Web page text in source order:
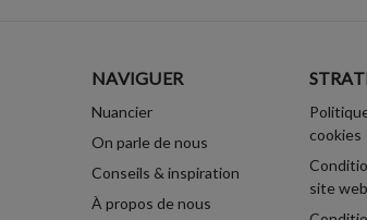
NAVIGUER
Nuancier
On parle de nous
Conseils & inspiration
À propos de nous
cookies
site web